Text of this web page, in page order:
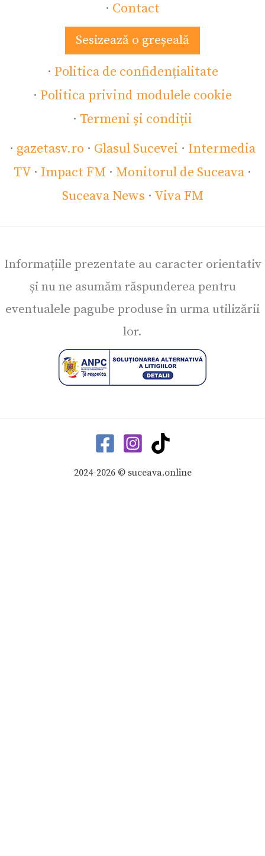
· Contact
Sesizează o greșeală
· Politica de confidențialitate
· Politica privind modulele cookie
· Termeni și condiții
· gazetasv.ro · Glasul Sucevei · Intermedia
TV · Impact FM · Monitorul de Suceava ·
Suceava News · Viva FM
Informațiile prezentate au caracter orientativ
și nu ne asumăm răspunderea pentru
eventualele pagube produse în urma utilizării
lor.
2024-2026 © suceava.online